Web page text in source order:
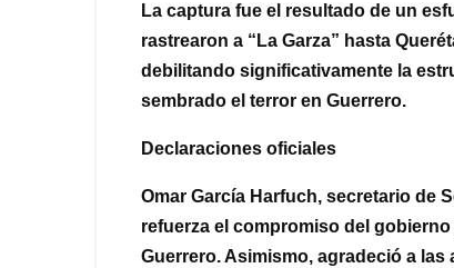
La captura fue el resultado de un
rastrearon a “La Garza” hasta
debilitando significativamente la
sembrado el terror en Guerrero.
Declaraciones oficiales
Omar García Harfuch, secretario de
refuerza el compromiso del
Guerrero. Asimismo, agradeció a